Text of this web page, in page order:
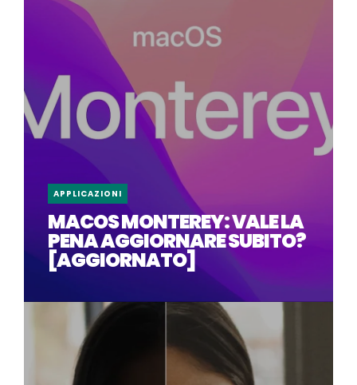
APPLICAZIONI
MACOS MONTEREY: VALE LA
PENA AGGIORNARE SUBITO?
[AGGIORNATO]